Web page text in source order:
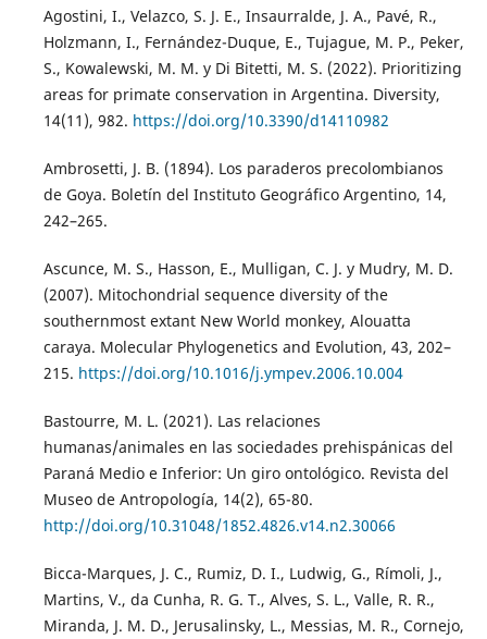
Agostini, I., Velazco, S. J. E., Insaurralde, J. A., Pavé, R.,
Holzmann, I., Fernández-Duque, E., Tujague, M. P., Peker,
S., Kowalewski, M. M. y Di Bitetti, M. S. (2022). Prioritizing
areas for primate conservation in Argentina. Diversity,
14(11), 982. https://doi.org/10.3390/d14110982
Ambrosetti, J. B. (1894). Los paraderos precolombianos
de Goya. Boletín del Instituto Geográfico Argentino, 14,
242–265.
Ascunce, M. S., Hasson, E., Mulligan, C. J. y Mudry, M. D.
(2007). Mitochondrial sequence diversity of the
southernmost extant New World monkey, Alouatta
caraya. Molecular Phylogenetics and Evolution, 43, 202–
215. https://doi.org/10.1016/j.ympev.2006.10.004
Bastourre, M. L. (2021). Las relaciones
humanas/animales en las sociedades prehispánicas del
Paraná Medio e Inferior: Un giro ontológico. Revista del
Museo de Antropología, 14(2), 65-80.
http://doi.org/10.31048/1852.4826.v14.n2.30066
Bicca-Marques, J. C., Rumiz, D. I., Ludwig, G., Rímoli, J.,
Martins, V., da Cunha, R. G. T., Alves, S. L., Valle, R. R.,
Miranda, J. M. D., Jerusalinsky, L., Messias, M. R., Cornejo,